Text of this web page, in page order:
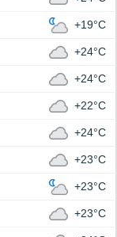
+19°C
+24°C
+24°C
+22°C
+24°C
+23°C
+23°C
+23°C